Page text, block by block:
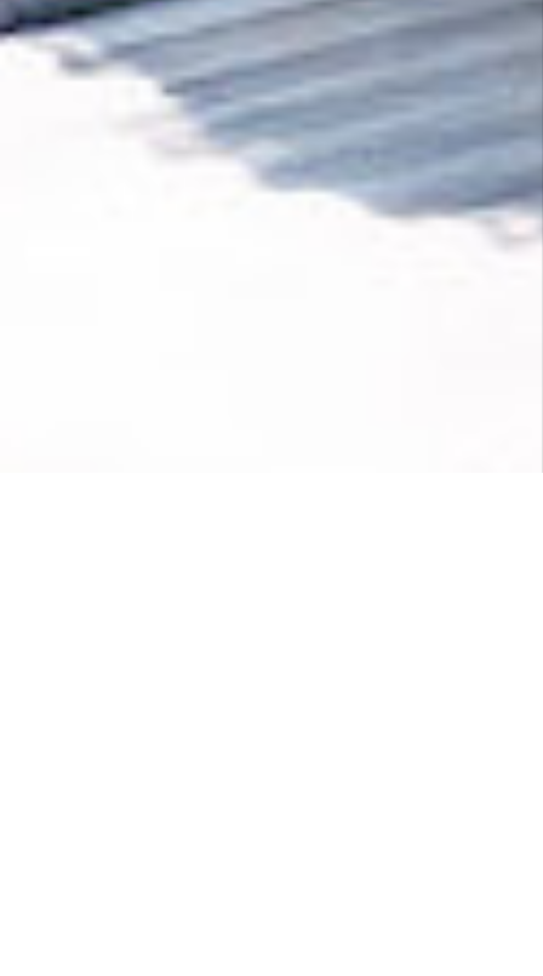
est essentiel d'éliminer le CO₂ de
l'atmosphère. Or, en matière de technologie,
nous avons du retard à rattraper dans ce
domaine. Une partie de chaque achat
effectué auprès deWe Girls
contribue à
développer les nouvelles technologies